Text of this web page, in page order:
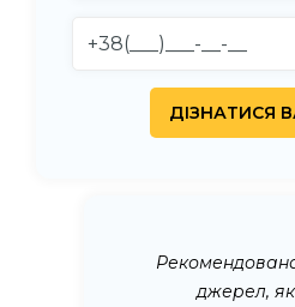
Рекомендована
джерел,